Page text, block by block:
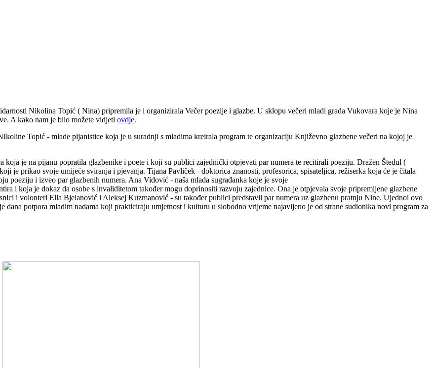
Nikolina Topić ( Nina) pripremila je i organizirala Večer poezije i glazbe. U sklopu večeri mladi grada Vukovara koje je Nina
A kako nam je bilo možete vidjeti ovdje.
Topić - mlade pijanistice koja je u suradnji s mladima kreirala program te organizaciju Književno glazbene večeri na kojoj je
je na pijanu popratila glazbenike i poete i koji su publici zajednički otpjevati par numera te recitirali poeziju. Dražen Štedul (
je prikao svoje umijeće sviranja i pjevanja. Tijana Pavliček - doktorica znanosti, profesorica, spisateljica, režiserka koja će je čitala
i izveo par glazbenih numera. Ana Vidović - naša mlada sugrađanka koje je svoje
i koja je dokaz da osobe s invaliditetom također mogu doprinositi razvoju zajednice. Ona je otpjevala svoje pripremljene glazbene
i volonteri Ella Bjelanović i Aleksej Kuzmanović - su također publici predstavil par numera uz glazbenu pratnju Nine. Ujednoi ovo
dana potpora mladim nadama koji prakticiraju umjetnost i kulturu u slobodno vrijeme najavljeno je od strane sudionika novi program za